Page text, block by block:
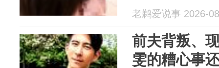
老鹈爱说事 2026-
前夫背叛、
雯的糟心事